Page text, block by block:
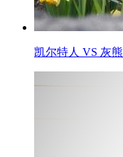
凯尔特人 VS 灰熊